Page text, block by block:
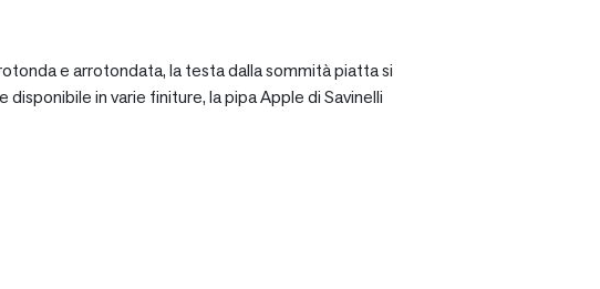
e arrotondata, la testa dalla sommità piatta si
in varie finiture, la pipa Apple di Savinelli